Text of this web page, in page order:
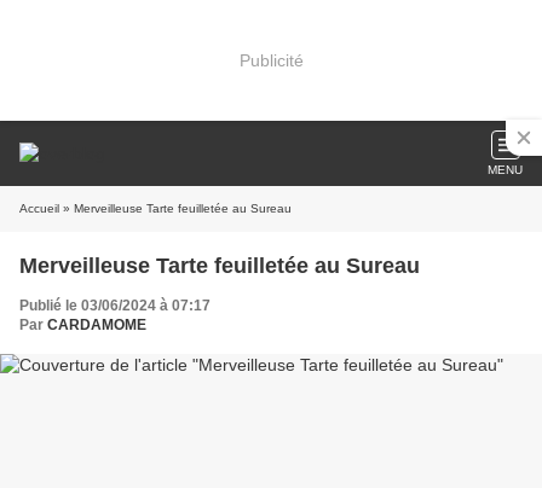
Publicité
MENU
Accueil » Merveilleuse Tarte feuilletée au Sureau
Merveilleuse Tarte feuilletée au Sureau
Publié le 03/06/2024 à 07:17
Par CARDAMOME